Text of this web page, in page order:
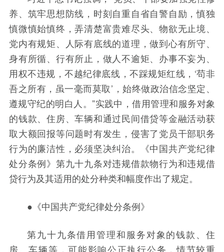
养、筑牢思想防线，时刻自重自省自警自励，慎独
慎微慎始慎终，弄清楚富贵难尽头、物欲无止境、
党内有规矩、人际有底线的道理，做到心有所守、
身有所循、行有所止，做人不逾矩、办事不妄为、
用权不违规，不越纪律底线，不踩规矩红线，‘苟非
吾之所有，虽一毫而莫取’，始终做政治信念坚定、
遵规守纪的明白人。”实践中，借用管理和服务对象
的钱款、住房、车辆和通过民间借贷等金融活动获
取大额回报等问题时有发生，侵害了党员干部职务
行为的廉洁性，必须坚决纠治。《中国共产党纪律
处分条例》第九十九条对违规借款物行为和违规借
贷行为及其适用的处分种类和幅度作出了规定。
●《中国共产党纪律处分条例》
第九十九条借用管理和服务对象的钱款、住
房、车辆等，可能影响公正执行公务，情节较重